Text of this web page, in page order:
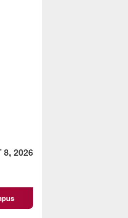
8, 2026
Dupli Dining and Lounge